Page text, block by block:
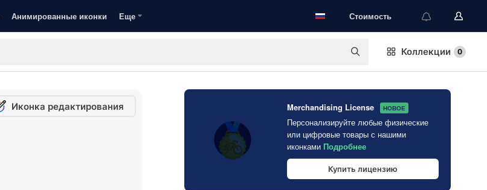
Анимированные иконки Еще Стоимость
Коллекции 0
Иконка редактирования Merchandising License НОВОЕ
Персонализируйте любые физические
или цифровые товары с нашими
иконками Подробнее
Купить лицензию